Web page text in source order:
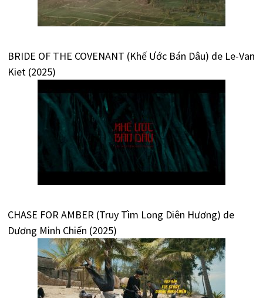
BRIDE OF THE COVENANT (Khế Ước Bán Dâu) de Le-Van
Kiet (2025)
CHASE FOR AMBER (Truy Tìm Long Diên Hương) de
Dương Minh Chiến (2025)